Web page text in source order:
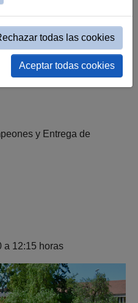
y Entrega de
a 12:15 horas
todas las cookies
Aceptar todas cookies